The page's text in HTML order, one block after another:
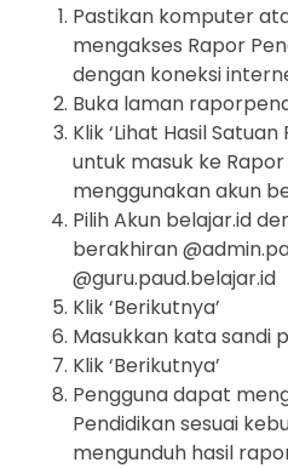
Pastikan komputer
mengakses Rapor
dengan koneksi
Buka laman
Klik ‘Lihat Hasil
untuk masuk ke
menggunakan akun
Pilih Akun belajar.id
berakhiran
@guru.paud.belajar.id
Klik ‘Berikutnya’
Masukkan kata sandi
Klik ‘Berikutnya’
Pengguna dapat
Pendidikan sesuai
mengunduh hasil